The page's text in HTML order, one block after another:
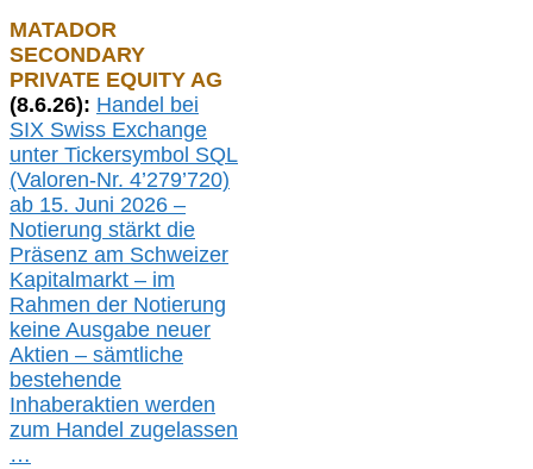
MATADOR
SECONDARY
PRIVATE EQUITY AG
(8.6.26): Handel bei
SIX Swiss Exchange
unter Tickersymbol SQL
(Valoren-Nr. 4’279’720)
ab 15. Juni 2026 –
Notierung stärkt die
Präsenz am Schweizer
Kapitalmarkt – im
Rahmen der Notierung
keine Ausgabe neuer
Aktien – sämtliche
bestehende
Inhaberaktien werden
zum Handel zugelassen
…